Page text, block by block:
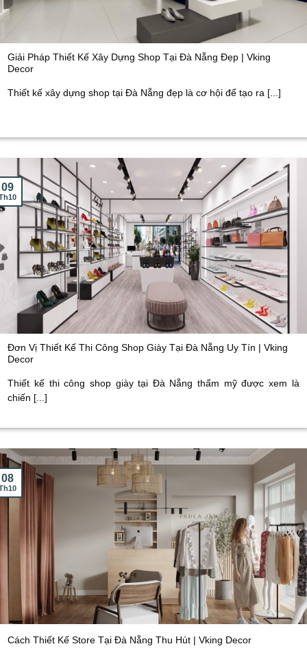
Giải Pháp Thiết Kế Xây Dựng Shop Tại Đà Nẵng Đẹp | Vking
Decor
Thiết kế xây dựng shop tại Đà Nẵng đẹp là cơ hội để tạo ra [...]
Đơn Vị Thiết Kế Thi Công Shop Giày Tại Đà Nẵng Uy Tín | Vking
Decor
Thiết kế thi công shop giày tại Đà Nẵng thẩm mỹ được xem là
chiến [...]
09
Cách Thiết Kế Store Tại Đà Nẵng Thu Hút | Vking Decor
08